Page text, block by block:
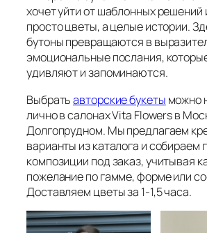
хочет уйти от шаблонных решений
просто цветы, а целые истории.
бутоны превращаются в
эмоциональные послания,
удивляют и запоминаются.
Выбратьавторские букеты можно
лично в салонах Vita Flowers в
Долгопрудном. Мы предлагаем
варианты из каталога и собираем
композиции под заказ, учитывая
пожелание по гамме, форме или
Доставляем цветы за 1-1,5 часа.